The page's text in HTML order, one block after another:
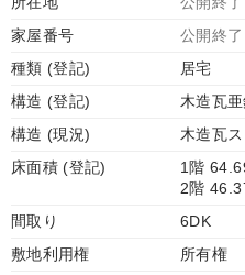
家屋番号
公開終了
種類 (登記)
居宅
構造 (登記)
木造瓦
構造 (現況)
木造瓦
床面積 (登記)
1階
2階
間取り
6DK
敷地利用権
所有権